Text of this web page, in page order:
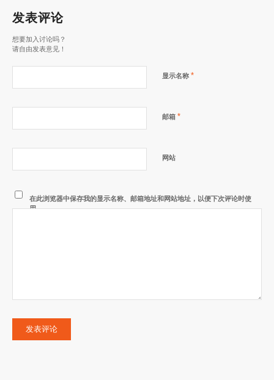
发表评论
想要加入讨论吗？
请自由发表意见！
显示名称 *
邮箱 *
网站
在此浏览器中保存我的显示名称、邮箱地址和网站地址，以便下次评论时使
用。